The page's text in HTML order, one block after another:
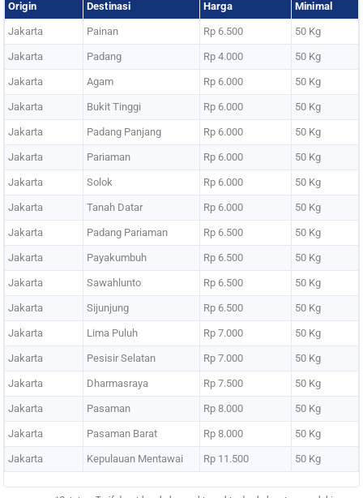
Origin Destinasi Harga Minimal
Jakarta Painan Rp 6.500 50 Kg
Jakarta Padang Rp 4.000 50 Kg
Jakarta Agam Rp 6.000 50 Kg
Jakarta Bukit Tinggi Rp 6.000 50 Kg
Jakarta Padang Panjang Rp 6.000 50 Kg
Jakarta Pariaman Rp 6.000 50 Kg
Jakarta Solok Rp 6.000 50 Kg
Jakarta Tanah Datar Rp 6.000 50 Kg
Jakarta Padang Pariaman Rp 6.500 50 Kg
Jakarta Payakumbuh Rp 6.500 50 Kg
Jakarta Sawahlunto Rp 6.500 50 Kg
Jakarta Sijunjung Rp 6.500 50 Kg
Jakarta Lima Puluh Rp 7.000 50 Kg
Jakarta Pesisir Selatan Rp 7.000 50 Kg
Jakarta Dharmasraya Rp 7.500 50 Kg
Jakarta Pasaman Rp 8.000 50 Kg
Jakarta Pasaman Barat Rp 8.000 50 Kg
Jakarta Kepulauan Mentawai Rp 11.500 50 Kg